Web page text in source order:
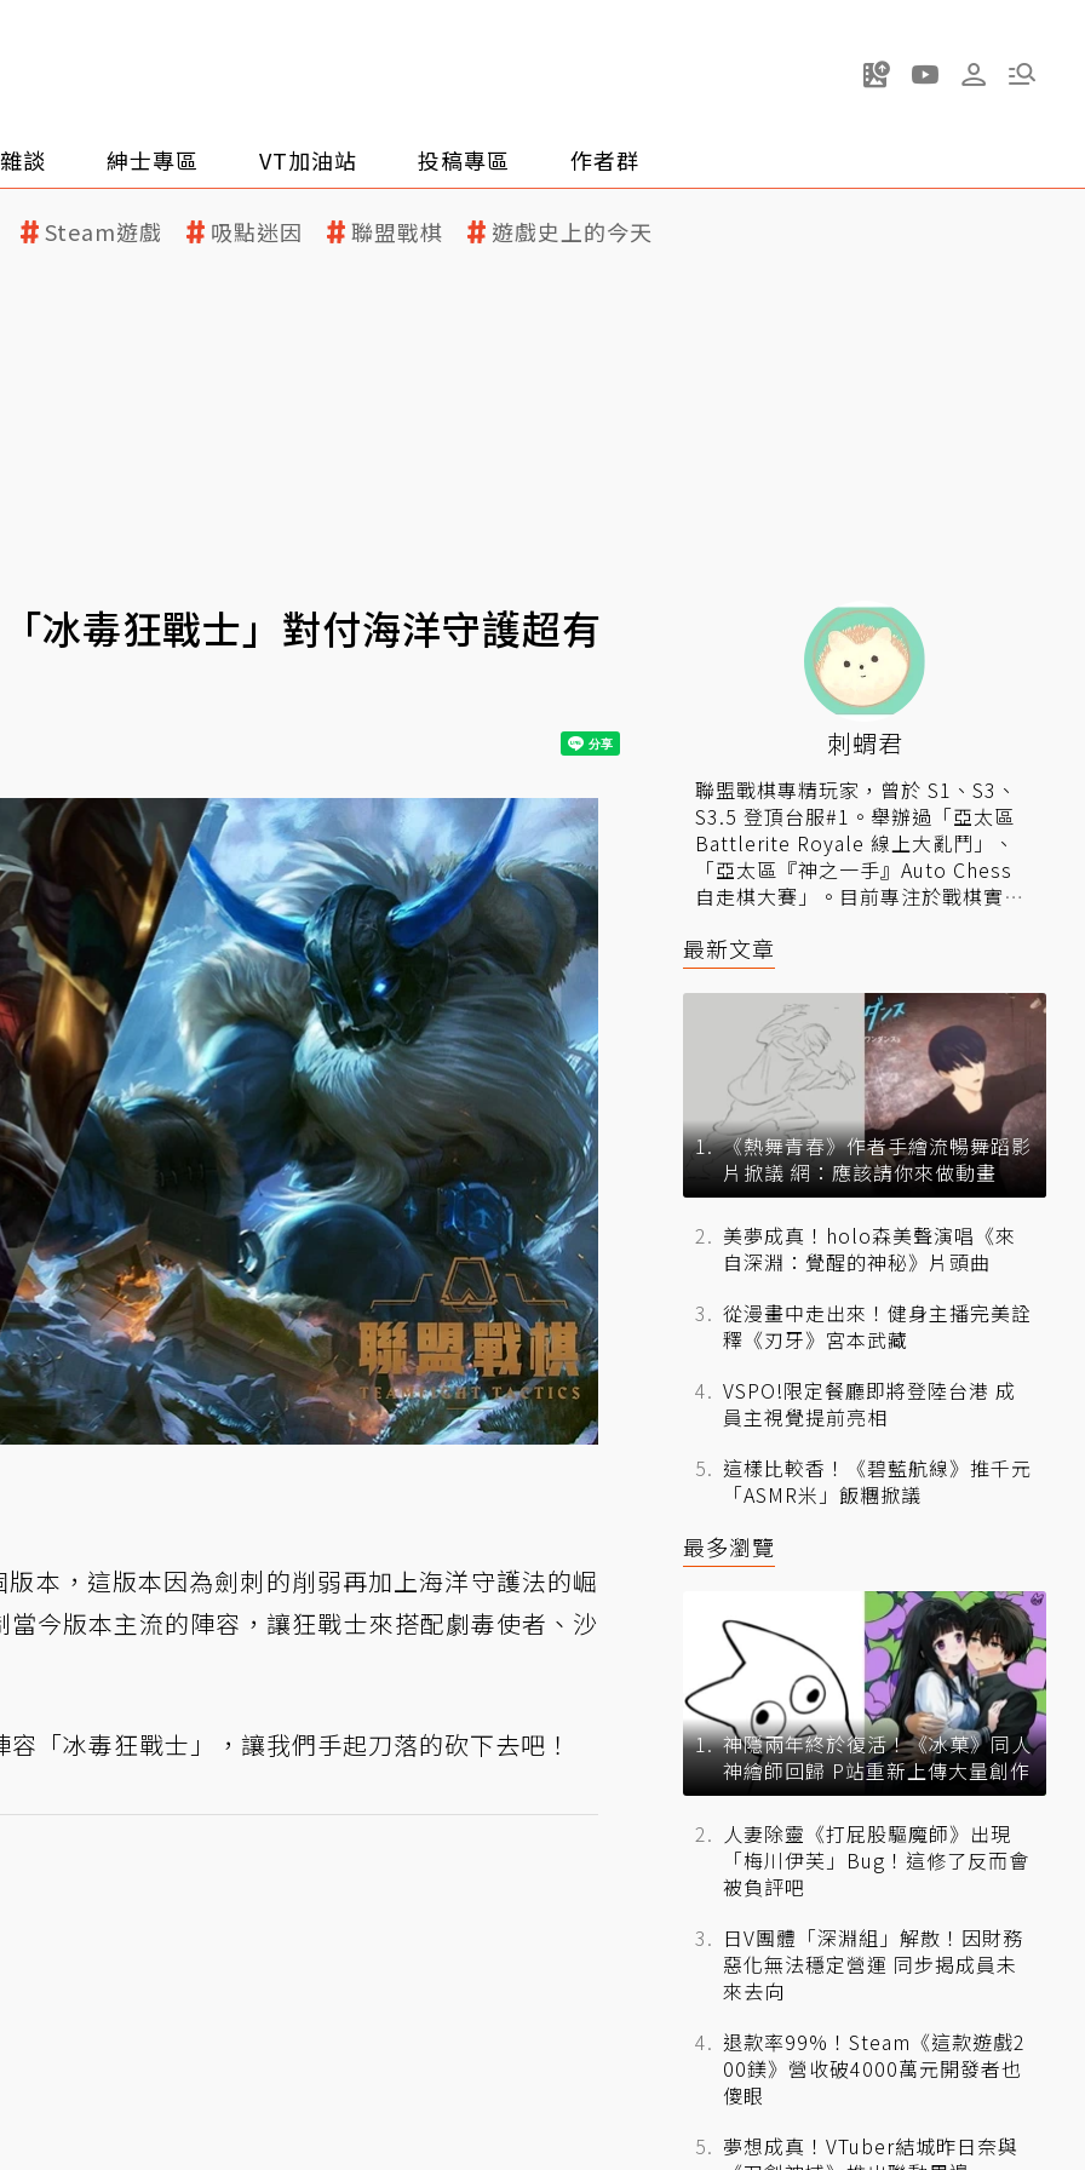
談 紳士專區 VT加油站 投稿專區 作者群
Steam遊戲 吸點迷因 聯盟戰棋 遊戲史上的今天
冰毒狂戰士」對付海洋守護超有
本，這版本因為劍刺的削弱再加上海洋守護法的崛
今版本主流的陣容，讓狂戰士來搭配劇毒使者、沙
「冰毒狂戰士」，讓我們手起刀落的砍下去吧！
刺蝟君
聯盟戰棋專精玩家，曾於 S1、S3、
S3.5 登頂台服#1。舉辦過「亞太區
Battlerite Royale 線上大亂鬥」、
「亞太區『神之一手』Auto Chess
自走棋大賽」。目前專注於戰棋實
候。
▍相關連結：
最新文章
《熱舞青春》作者手繪流暢舞蹈影
片掀議 網：應該請你來做動畫
美夢成真！holo森美聲演唱《來
自深淵：覺醒的神秘》片頭曲
從漫畫中走出來！健身主播完美詮
釋《刃牙》宮本武藏
VSPO!限定餐廳即將登陸台港 成
員主視覺提前亮相
這樣比較香！《碧藍航線》推千元
「ASMR米」飯糰掀議
最多瀏覽
神隱兩年終於復活！《冰菓》同人
神繪師回歸 P站重新上傳大量創作
人妻除靈《打屁股驅魔師》出現
「梅川伊芙」Bug！這修了反而會
被負評吧
日V團體「深淵組」解散！因財務
惡化無法穩定營運 同步揭成員未
來去向
退款率99%！Steam《這款遊戲2
00鎂》營收破4000萬元開發者也
傻眼
夢想成真！VTuber結城昨日奈與